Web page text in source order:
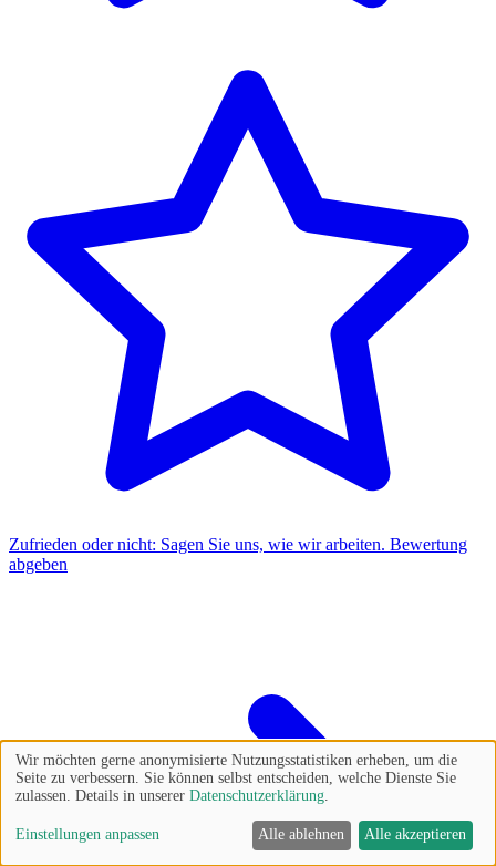
Zufrieden oder nicht: Sagen Sie uns, wie wir arbeiten. Bewertung
abgeben
Wir möchten gerne anonymisierte Nutzungsstatistiken erheben, um die
Seite zu verbessern. Sie können selbst entscheiden, welche Dienste Sie
zulassen. Details in unserer Datenschutzerklärung
Einstellungen anpassen Alle ablehnen Alle akzeptieren